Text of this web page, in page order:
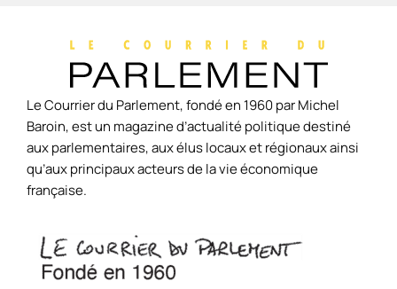
Le Courrier du Parlement, fondé en 1960 par Michel
Baroin, est un magazine d’actualité politique destiné
aux parlementaires, aux élus locaux et régionaux ainsi
qu’aux principaux acteurs de la vie économique
française.